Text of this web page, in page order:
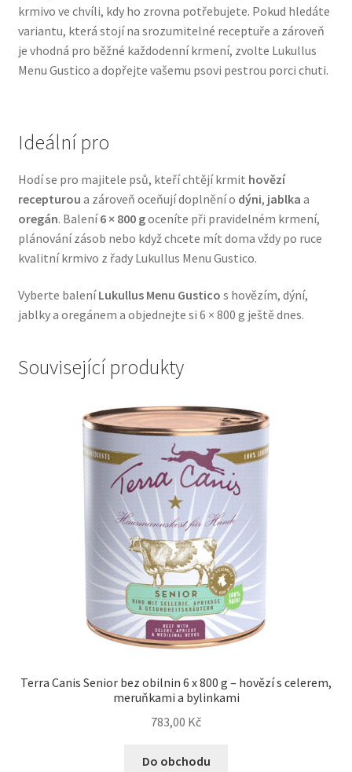
Purizon pro psy — Vysoký obsah masa, bez obilovin
Royal Canin pro psy
Vodítka a obojky
Wolf of Wilderness
krmivo ve chvíli, kdy ho zrovna potřebujete. Pokud hledáte
variantu, která stojí na srozumitelné receptuře a zároveň
je vhodná pro běžné každodenní krmení, zvolte Lukullus
Menu Gustico a dopřejte vašemu psovi pestrou porci chuti.
Ideální pro
Hodí se pro majitele psů, kteří chtějí krmit hovězí
recepturou a zároveň oceňují doplnění o dýni, jablka a
oregán. Balení6 × 800 goceníte při pravidelném krmení,
plánování zásob nebo když chcete mít doma vždy po ruce
kvalitní krmivo z řady Lukullus Menu Gustico.
Vyberte baleníLukullus Menu Gustico s hovězím, dýní,
jablky a oregánem a objednejte si 6 × 800 g ještě dnes.
Související produkty
Terra Canis Senior bez obilnin 6 x 800 g – hovězí s celerem,
meruňkami a bylinkami
783,00 Kč
Do obchodu